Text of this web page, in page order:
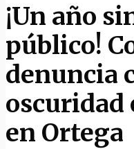
¡Un año
público!
denuncia
oscuridad
en Ortega